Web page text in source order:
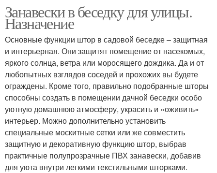
Занавески в беседку для улицы.
Назначение
Основные функции штор в садовой беседке – защитная
и интерьерная. Они защитят помещение от насекомых,
яркого солнца, ветра или моросящего дождика. Да и от
любопытных взглядов соседей и прохожих вы будете
ограждены. Кроме того, правильно подобранные шторы
способны создать в помещении дачной беседки особо
уютную домашнюю атмосферу, украсить и «оживить»
интерьер. Можно дополнительно установить
специальные москитные сетки или же совместить
защитную и декоративную функцию штор, выбрав
практичные полупрозрачные ПВХ занавески, добавив
для уюта внутри легкими текстильными шторками.